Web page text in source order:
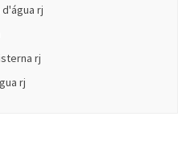
rj
rj
rj